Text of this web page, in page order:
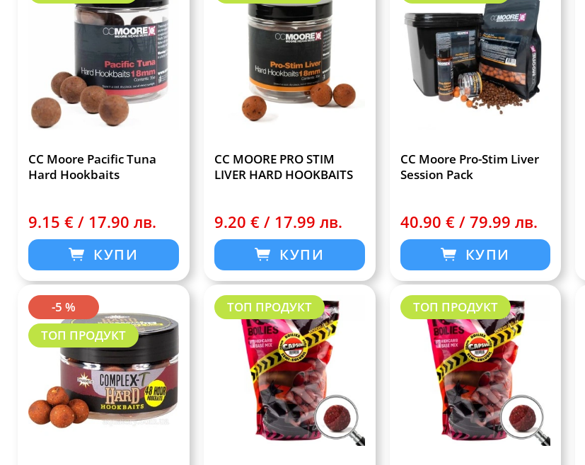
CC Moore Pacific Tuna
Hard Hookbaits
9.15 € / 17.90 лв.
КУПИ
CC MOORE PRO STIM
LIVER HARD HOOKBAITS
9.20 € / 17.99 лв.
КУПИ
CC Moore Pro-Stim Liver
Session Pack
40.90 € / 79.99 лв.
КУПИ
-5 %
ТОП ПРОДУКТ
ТОП ПРОДУКТ ТОП ПРОДУКТ